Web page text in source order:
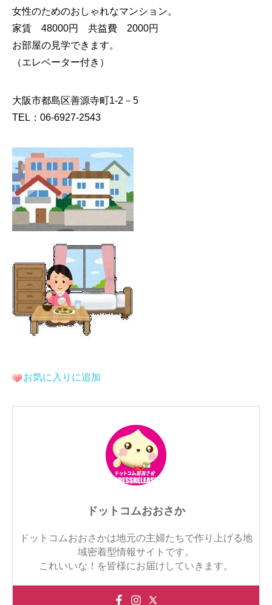
女性のためのおしゃれなマンション。
家賃 48000円 共益費 2000円
お部屋の見学できます。
（エレベーター付き）
大阪市都島区善源寺町1-2－5
TEL：06-6927-2543
お気に入りに追加
ドットコムおおさか
ドットコムおおさかは地元の主婦たちで作り上げる地
域密着型情報サイトです。
これいいな！を皆様にお届けしていきます。